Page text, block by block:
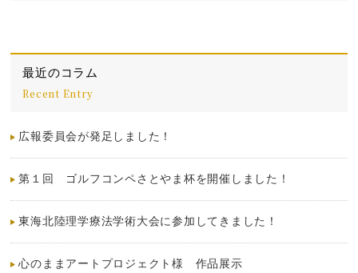
最近のコラム
Recent Entry
広報委員会が発足しました！
第１回 ゴルフコンペさとやま杯を開催しました！
東海北陸理学療法学術大会に参加してきました！
心のままアートプロジェクト様 作品展示